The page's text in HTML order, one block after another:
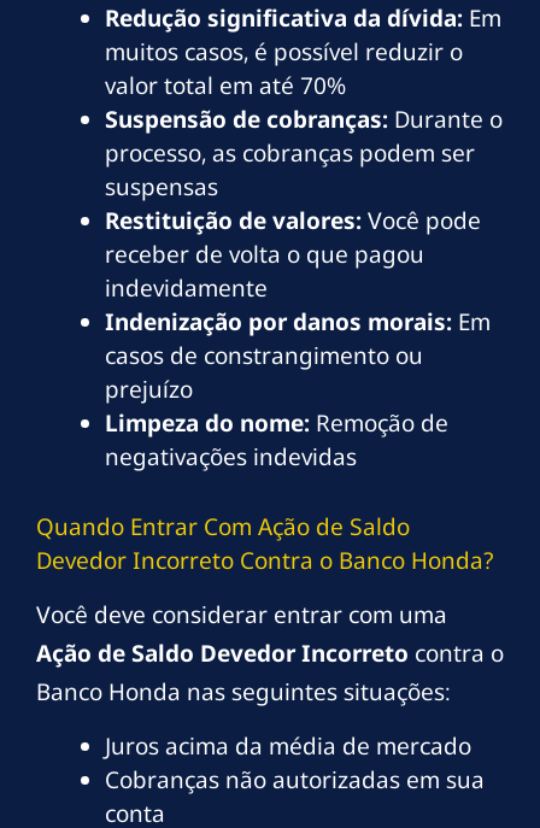
Redução significativa da dívida: Em
muitos casos, é possível reduzir o
valor total em até 70%
Suspensão de cobranças: Durante o
processo, as cobranças podem ser
suspensas
Restituição de valores:Você pode
receber de volta o que pagou
indevidamente
Indenização por danos morais: Em
casos de constrangimento ou
prejuízo
Limpeza do nome: Remoção de
negativações indevidas
Quando Entrar Com Ação de Saldo
Devedor Incorreto Contra o Banco Honda?
Você deve considerar entrar com uma
Ação de Saldo Devedor Incorreto contra o
Banco Honda nas seguintes situações:
Juros acima da média de mercado
Cobranças não autorizadas em sua
conta